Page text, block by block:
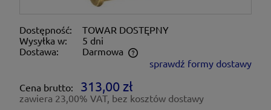
Dostępność:
TOWAR DOSTĘPNY
Wysyłka w:
5 dni
Dostawa:
Darmowa
Cena nie zawiera ewentualnych kosztów płatności
sprawdź formy dostawy
Cena brutto:
313,00 zł
zawiera 23,00% VAT, bez kosztów dostawy